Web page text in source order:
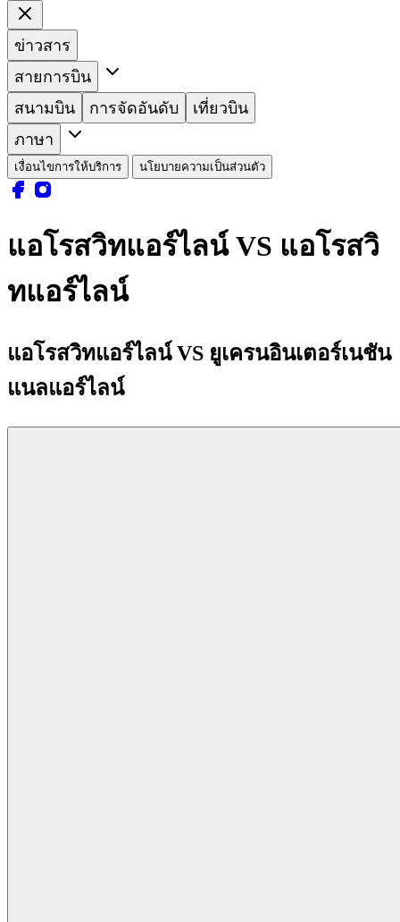
ข่าวสาร
สายการบิน
สนามบิน
การจัดอันดับ
เที่ยวบิน
ภาษา
เงื่อนไขการให้บริการ นโยบายความเป็นส่วนตัว
แอโรสวิทแอร์ไลน์ VS แอโรสวิ
ทแอร์ไลน์
แอโรสวิทแอร์ไลน์ VS ยูเครนอินเตอร์เนชัน
แนลแอร์ไลน์